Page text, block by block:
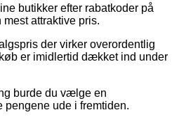
butikker efter rabatkoder på
attraktive pris.
der virker overordentlig
er imidlertid dækket ind under
burde du vælge en
ude i fremtiden.